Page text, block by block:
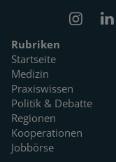
Rubriken
Startseite
Medizin
Praxiswissen
Politik & Debatte
Regionen
Kooperationen
Jobbörse